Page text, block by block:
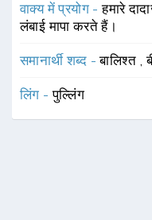
वाक्य में प्रयोग -हमारे
लंबाई मापा करते हैं।
समानार्थी शब्द -बालिश्त ,
लिंग -पुल्लिंग